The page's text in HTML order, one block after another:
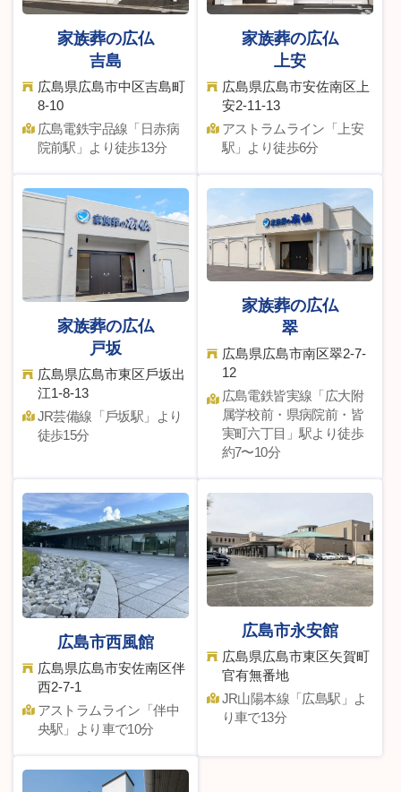
家族葬の広仏
吉島
広島県広島市中区吉島町
8-10
広島電鉄宇品線「⽇⾚病
院前駅」より徒歩13分
家族葬の広仏
上安
広島県広島市安佐南区上
安2-11-13
アストラムライン「上安
駅」より徒歩6分
家族葬の広仏
戸坂
広島県広島市東区⼾坂出
江1-8-13
JR芸備線「⼾坂駅」より
徒歩15分
家族葬の広仏
翠
広島県広島市南区翠2-7-
12
広島電鉄皆実線「広大附
属学校前・県病院前・皆
実町六丁目」駅より徒歩
約7〜10分
広島市西風館
広島県広島市安佐南区伴
⻄2-7-1
アストラムライン「伴中
央駅」より車で10分
広島市永安館
広島県広島市東区矢賀町
官有無番地
JR⼭陽本線「広島駅」よ
り⾞で13分